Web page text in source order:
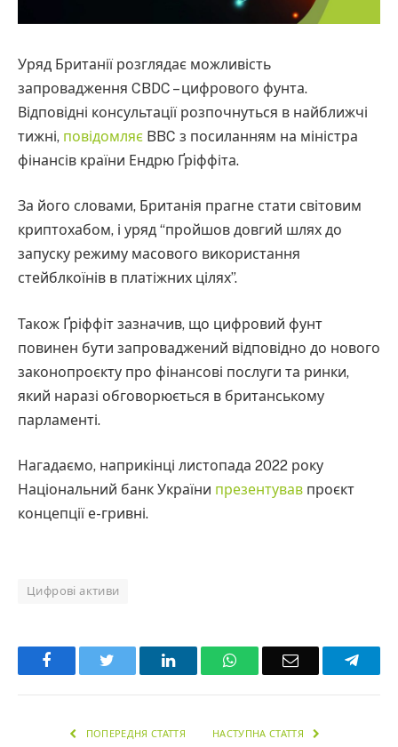
Уряд Британії розглядає можливість
запровадження CBDC – цифрового фунта.
Відповідні консультації розпочнуться в найближчі
тижні, повідомляє BBC з посиланням на міністра
фінансів країни Ендрю Ґріффіта.
За його словами, Британія прагне стати світовим
криптохабом, і уряд “пройшов довгий шлях до
запуску режиму масового використання
стейблкоїнів в платіжних цілях”.
Також Ґріффіт зазначив, що цифровий фунт
повинен бути запроваджений відповідно до нового
законопроєкту про фінансові послуги та ринки,
який наразі обговорюється в британському
парламенті.
Нагадаємо, наприкінці листопада 2022 року
Національний банк України презентував проєкт
концепції е-гривні.
Цифрові активи
Facebook LinkedInWhatsAppEmail
ПОПЕРЕДНЯ СТАТТЯ НАСТУПНА СТАТТЯ